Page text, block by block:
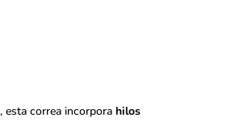
, esta correa incorpora hilos